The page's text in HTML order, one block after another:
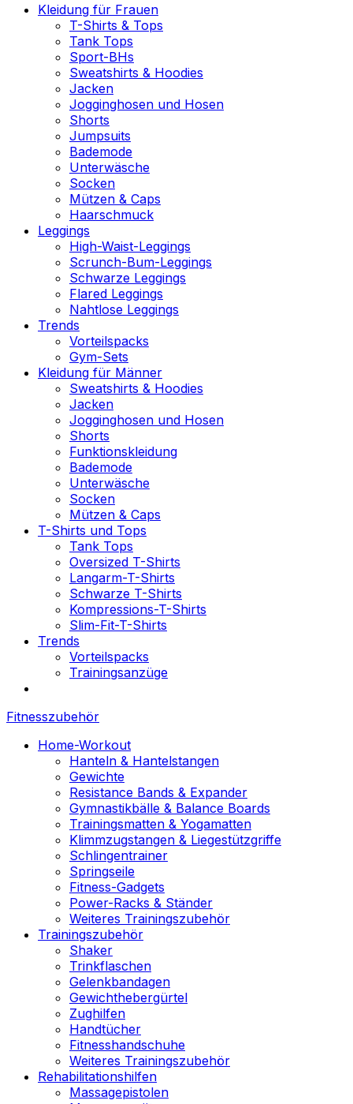
Kleidung für Frauen
T-Shirts & Tops
Tank Tops
Sport-BHs
Sweatshirts & Hoodies
Jacken
Jogginghosen und Hosen
Shorts
Jumpsuits
Bademode
Unterwäsche
Socken
Mützen & Caps
Haarschmuck
Leggings
High-Waist-Leggings
Scrunch-Bum-Leggings
Schwarze Leggings
Flared Leggings
Nahtlose Leggings
Trends
Vorteilspacks
Gym-Sets
Kleidung für Männer
Sweatshirts & Hoodies
Jacken
Jogginghosen und Hosen
Shorts
Funktionskleidung
Bademode
Unterwäsche
Socken
Mützen & Caps
T-Shirts und Tops
Tank Tops
Oversized T-Shirts
Langarm-T-Shirts
Schwarze T-Shirts
Kompressions-T-Shirts
Slim-Fit-T-Shirts
Trends
Vorteilspacks
Trainingsanzüge
Fitnesszubehör
Home-Workout
Hanteln & Hantelstangen
Gewichte
Resistance Bands & Expander
Gymnastikbälle & Balance Boards
Trainingsmatten & Yogamatten
Klimmzugstangen & Liegestützgriffe
Schlingentrainer
Springseile
Fitness-Gadgets
Power-Racks & Ständer
Weiteres Trainingszubehör
Trainingszubehör
Shaker
Trinkflaschen
Gelenkbandagen
Gewichthebergürtel
Zughilfen
Handtücher
Fitnesshandschuhe
Weiteres Trainingszubehör
Rehabilitationshilfen
Massagepistolen